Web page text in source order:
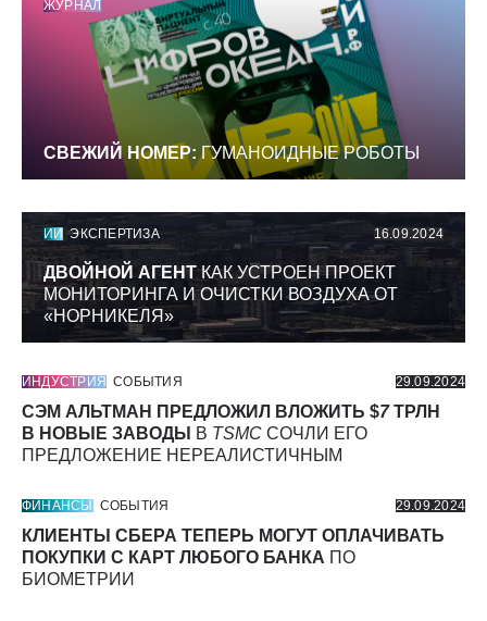
ЖУРНАЛ
СВЕЖИЙ НОМЕР: ГУМАНОИДНЫЕ РОБОТЫ
ИИ ЭКСПЕРТИЗА 16.09.2024
ДВОЙНОЙ АГЕНТКАК УСТРОЕН ПРОЕКТ
МОНИТОРИНГА И ОЧИСТКИ ВОЗДУХА ОТ
«НОРНИКЕЛЯ»
ИНДУСТРИЯ СОБЫТИЯ 29.09.2024
СЭМ АЛЬТМАН ПРЕДЛОЖИЛ ВЛОЖИТЬ $7ТРЛН
В НОВЫЕ ЗАВОДЫ
В TSMC СОЧЛИ ЕГО
ПРЕДЛОЖЕНИЕ НЕРЕАЛИСТИЧНЫМ
ФИНАНСЫ СОБЫТИЯ 29.09.2024
КЛИЕНТЫ СБЕРА ТЕПЕРЬ МОГУТ ОПЛАЧИВАТЬ
ПОКУПКИ С КАРТ ЛЮБОГО БАНКА ПО
БИОМЕТРИИ